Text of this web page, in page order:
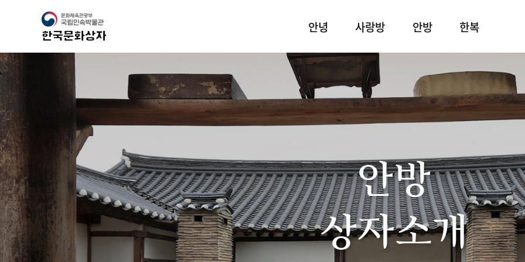
안녕 사랑방 안방 한복
안방
상자소개